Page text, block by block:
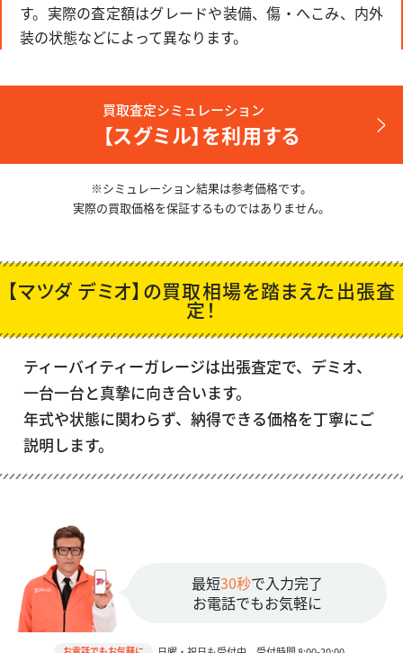
す。実際の査定額はグレードや装備、傷・へこみ、内外
装の状態などによって異なります。
買取査定シミュレーション
【スグミル】を利用する
※シミュレーション結果は参考価格です。
実際の買取価格を保証するものではありません。
【マツダ デミオ】の買取相場を踏まえた出張査
定！
ティーバイティーガレージは出張査定で、 デミオ、
一台一台と真摯に向き合います。
年式や状態に関わらず、納得できる価格を丁寧にご
説明します。
最短30秒で入力完了
お電話でもお気軽に